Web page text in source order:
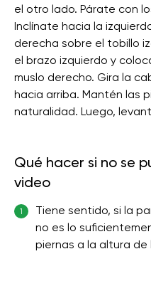
el otro lado. Párate con
Inclínate hacia la
derecha sobre el tobillo
el brazo izquierdo y
muslo derecho. Gira la
hacia arriba. Mantén las
naturalidad. Luego,
Qué hacer si no se
video
1
Tiene sentido, si la
no es lo
piernas a la altura de